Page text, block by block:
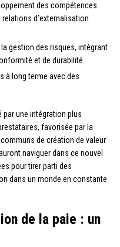
des compétences
d’externalisation
gestion des risques, intégrant
et de durabilité
à long terme avec des
par une intégration plus
favorisée par la
de création de valeur
naviguer dans ce nouvel
pour tirer parti des
dans un monde en constante
de la paie : un